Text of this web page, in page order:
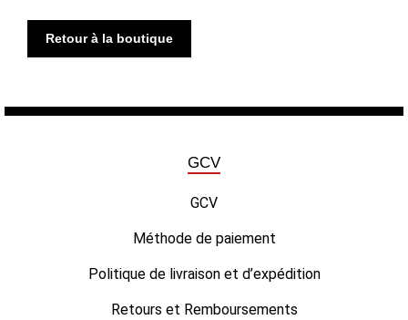
Retour à la boutique
GCV
GCV
Méthode de paiement
Politique de livraison et d’expédition
Retours et Remboursements